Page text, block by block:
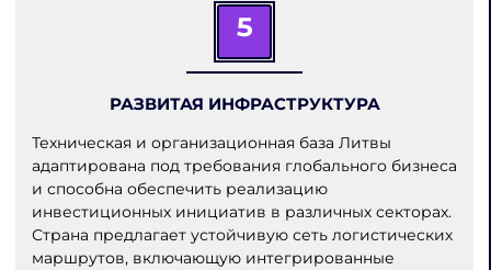
5
РАЗВИТАЯ ИНФРАСТРУКТУРА
Техническая и организационная база Литвы
адаптирована под требования глобального бизнеса
и способна обеспечить реализацию
инвестиционных инициатив в различных секторах.
Страна предлагает устойчивую сеть логистических
маршрутов, включающую интегрированные